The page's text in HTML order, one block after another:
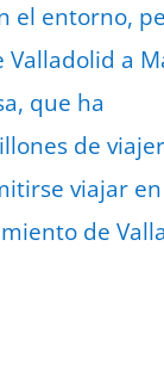
el entorno,
a
que ha
de
viajar
de